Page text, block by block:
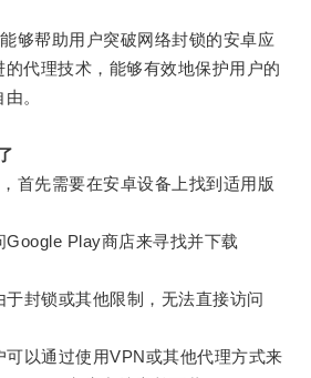
帮助用户突破网络封锁的安卓应
的代理技术，能够有效地保护用户的
。
先需要在安卓设备上找到适用版
Play商店来寻找并下载
封锁或其他限制，无法直接访问
以通过使用VPN或其他代理方式来